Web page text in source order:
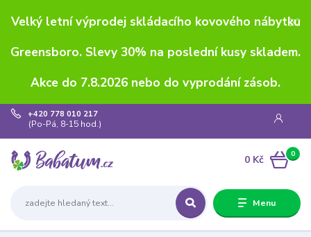
Velký letní výprodej skládacího kovového nábytku
Greensboro. Slevy 30% na poslední kusy skladem.
Akce do 7.8.2026 nebo do vyprodání zásob.
Menu
+420 778 010 217
(Po-Pá, 8-15 hod.)
0
0 Kč